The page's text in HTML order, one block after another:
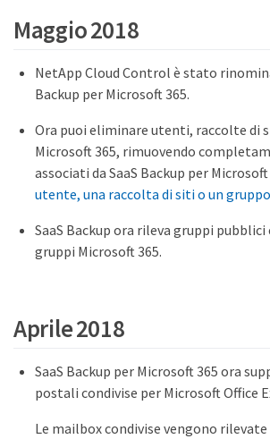
Maggio 2018
NetApp Cloud Control è stato
Backup per Microsoft 365.
Ora puoi eliminare utenti, raccolte di
Microsoft 365, rimuovendo
associati da SaaS Backup per Microsoft
utente, una raccolta di siti o un
SaaS Backup ora rileva gruppi
gruppi Microsoft 365.
Aprile 2018
SaaS Backup per Microsoft 365 ora
postali condivise per Microsoft Office
Le mailbox condivise vengono